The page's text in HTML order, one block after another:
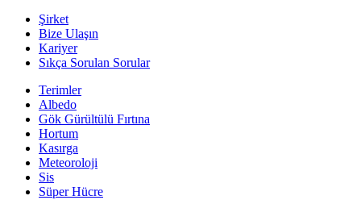
Şirket
Bize Ulaşın
Kariyer
Sıkça Sorulan Sorular
Terimler
Albedo
Gök Gürültülü Fırtına
Hortum
Kasırga
Meteoroloji
Sis
Süper Hücre